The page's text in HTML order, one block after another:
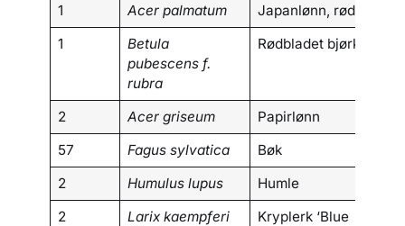
1
Acer palmatum
Japanlønn, rød
1
Betula
pubescens f.
rubra
Rødbladet bjørk
2 Acer griseum
Papirlønn
57
Fagus sylvatica
Bøk
2
Humulus lupus
Humle
2
Larix kaempferi
Kryplerk ‘Blue